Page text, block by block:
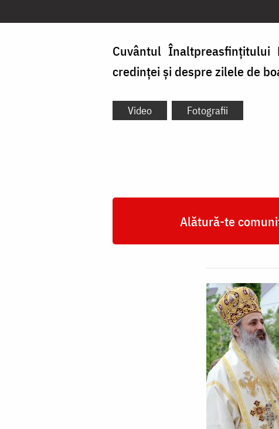
Cuvântul Înaltpreasfințitului
credinței și despre zilele de
Video Fotografii
Alătură-te